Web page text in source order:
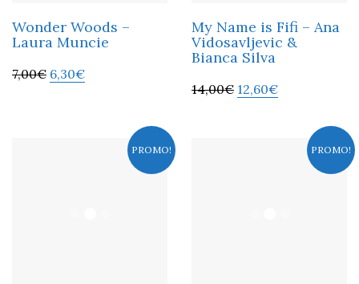
Wonder Woods –
Laura Muncie
7,00€ 6,30€
My Name is Fifi – Ana
Vidosavljevic &
Bianca Silva
14,00€ 12,60€
PROMO! PROMO!